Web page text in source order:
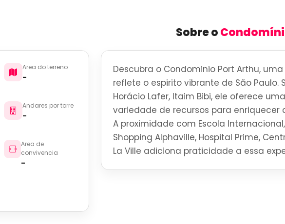
Area do terreno
-
Andares por torre
-
Area de
convivencia
-
Sobre o
Descubra o Condominio Port Arthu,
reflete o espirito vibrante de São Paulo.
Horácio Lafer, Itaim Bibi, ele oferece
variedade de recursos para enriquecer
A proximidade com Escola
Shopping Alphaville, Hospital Prime,
La Ville adiciona praticidade a essa